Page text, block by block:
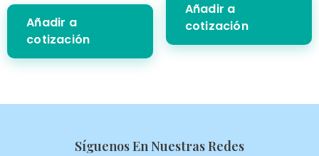
Añadir a
cotización
Añadir a
cotización
Síguenos En Nuestras Redes